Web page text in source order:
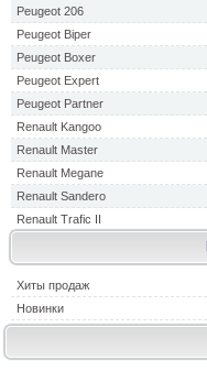
Peugeot 206
Peugeot Biper
Peugeot Boxer
Peugeot Expert
Peugeot Partner
Renault Kangoo
Renault Master
Renault Megane
Renault Sandero
Renault Trafic II
Хиты продаж
Новинки